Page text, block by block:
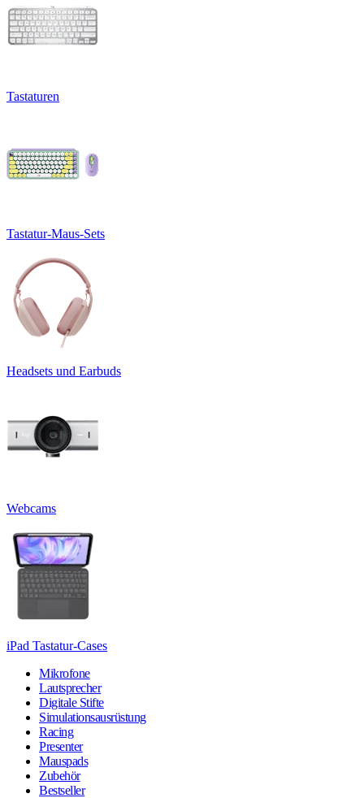
Tastaturen
Tastatur-Maus-Sets
Headsets und Earbuds
Webcams
iPad Tastatur-Cases
Mikrofone
Lautsprecher
Digitale Stifte
Simulationsausrüstung
Racing
Presenter
Mauspads
Zubehör
Bestseller